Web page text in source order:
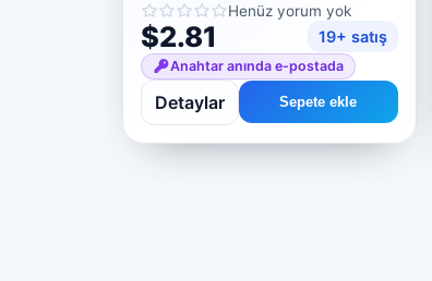
Henüz yorum yok
$2.81 19+ satış
Anahtar anında e-postada
Detaylar Sepete ekle